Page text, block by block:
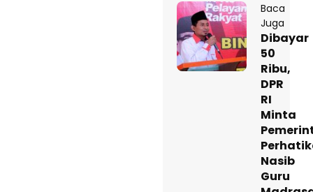
Baca
Juga
Dibayar
50
Ribu,
DPR
RI
Minta
Nasib
Guru